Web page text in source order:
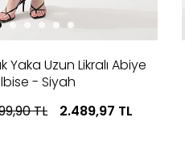
Yaka Uzun Likralı Abiye
- Siyah
TL 2.489,97 TL